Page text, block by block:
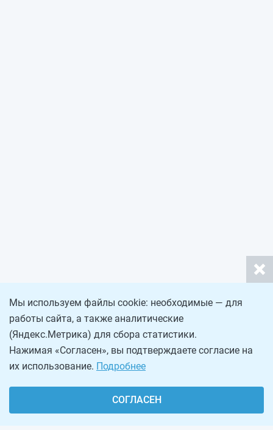
Мы используем файлы cookie: необходимые — для
работы сайта, а также аналитические
(Яндекс.Метрика) для сбора статистики.
Нажимая «Согласен», вы подтверждаете согласие на
их использование. Подробнее
СОГЛАСЕН